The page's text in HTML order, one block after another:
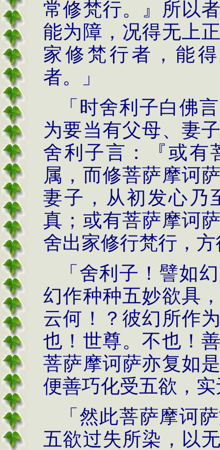
常修梵行。』所以
能为障，况得无上
家修梵行者，能
者。」
「时舍利子白佛
为要当有父母、妻
舍利子言：『或有
属，而修菩萨摩诃
妻子，从初发心乃
真；或有菩萨摩诃
舍出家修行梵行，
「舍利子！譬如
幻作种种五妙欲具
云何！？彼幻所作
也！世尊。不也！
菩萨摩诃萨亦复如
便善巧化受五欲，
「然此菩萨摩诃
五欲过失所染，以